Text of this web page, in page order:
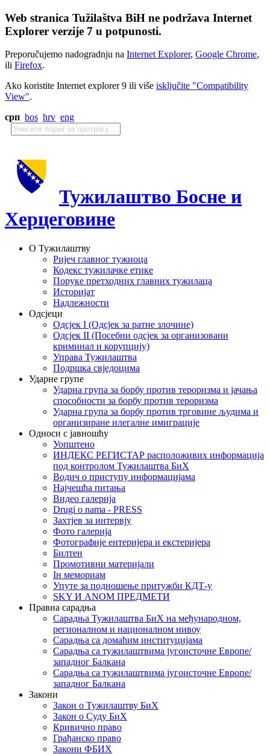
Web stranica Tužilaštva BiH ne podržava Internet
Explorer verzije 7 u potpunosti.
Preporučujemo nadogradnju na Internet Explorer, Google Chrome,
ili Firefox.
Ako koristite Internet explorer 9 ili više isključite "Compatibility
View".
срп bos hrv eng
Тужилаштво Босне и
Херцеговине
О Тужилаштву
Ријеч главног тужиоца
Кодекс тужилачке етике
Поруке претходних главних тужилаца
Историјат
Надлежности
Одсјеци
Одсјек I (Одсјек за ратне злочине)
Одсјек II (Посебни одсјек за организовани
криминал и корупцију)
Управа Тужилаштва
Подршка свједоцима
Ударне групе
Ударна група за борбу против тероризма и јачања
способности за борбу против тероризма
Ударна група за борбу против трговине људима и
организиране илегалне имиграције
Односи с јавношћу
Уопштено
ИНДЕКС РЕГИСТАР расположивих информација
под контролом Тужилаштва БиХ
Водич о приступу информацијама
Најчешћа питања
Видео галерија
Drugi o nama - PRESS
Захтјев за интервју
Фото галерија
Фотографије ентеријера и екстеријера
Билтен
Промотивни материјали
Iн мемориам
Упуте за подношење притужби КДТ-у
SKY И ANOM ПРЕДМЕТИ
Правна сарадња
Сарадња Тужилаштва БиХ на међународном,
регионалном и националном нивоу
Сарадња са домаћим институцијама
Сарадња са тужилаштвима југоисточне Европе/
западног Балкана
Сарадња са тужилаштвима југоисточне Европе/
западног Балкана
Закони
Закон о Тужилаштву БиХ
Закон о Суду БиХ
Кривично право
Грађанско право
Закони ФБИХ